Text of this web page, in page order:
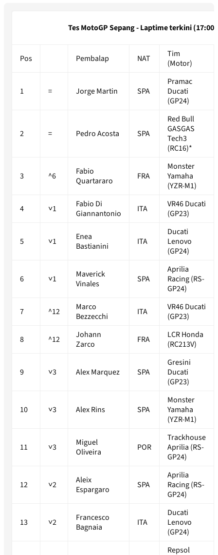
Tes MotoGP Sepang - Laptime terkini (17:00)
Pos Pembalap NAT
Tim
(Motor)
1 = Jorge Martin SPA
Pramac
Ducati
(GP24)
2 = Pedro Acosta SPA
Red Bull
GASGAS
Tech3
(RC16)*
3 ^6
Fabio
Quartararo
FRA
Monster
Yamaha
(YZR-M1)
4 ˅1
Fabio Di
Giannantonio
ITA
VR46 Ducati
(GP23)
5 ˅1
Enea
Bastianini
ITA
Ducati
Lenovo
(GP24)
6 ˅1
Maverick
Vinales
SPA
Aprilia
Racing (RS-
GP24)
7 ^12
Marco
Bezzecchi
ITA
VR46 Ducati
(GP23)
8 ^12
Johann
Zarco
FRA
LCR Honda
(RC213V)
9 ˅3 Alex Marquez SPA
Gresini
Ducati
(GP23)
10 ˅3 Alex Rins SPA
Monster
Yamaha
(YZR-M1)
11 ˅3
Miguel
Oliveira
POR
Trackhouse
Aprilia (RS-
GP24)
12 ˅2
Aleix
Espargaro
SPA
Aprilia
Racing (RS-
GP24)
13 ˅2
Francesco
Bagnaia
ITA
Ducati
Lenovo
(GP24)
Repsol